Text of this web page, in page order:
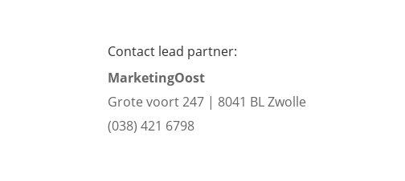
Contact lead partner:
MarketingOost
Grote voort 247 | 8041 BL Zwolle
(038) 421 6798